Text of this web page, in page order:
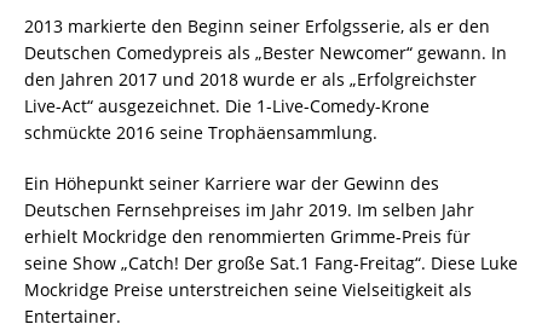
2013 markierte den Beginn seiner Erfolgsserie, als er den
Deutschen Comedypreis als „Bester Newcomer“ gewann. In
den Jahren 2017 und 2018 wurde er als „Erfolgreichster
Live-Act“ ausgezeichnet. Die 1-Live-Comedy-Krone
schmückte 2016 seine Trophäensammlung.
Ein Höhepunkt seiner Karriere war der Gewinn des
Deutschen Fernsehpreises im Jahr 2019. Im selben Jahr
erhielt Mockridge den renommierten Grimme-Preis für
seine Show „Catch! Der große Sat.1 Fang-Freitag“. Diese Luke
Mockridge Preise unterstreichen seine Vielseitigkeit als
Entertainer.